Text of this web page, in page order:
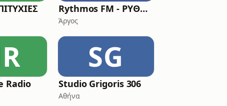
Rythmos FM - ΡΥΘΜΟΣ ΛΑΙΚΑ
Άργος
Radio
SG
Studio Grigoris 306
Αθήνα